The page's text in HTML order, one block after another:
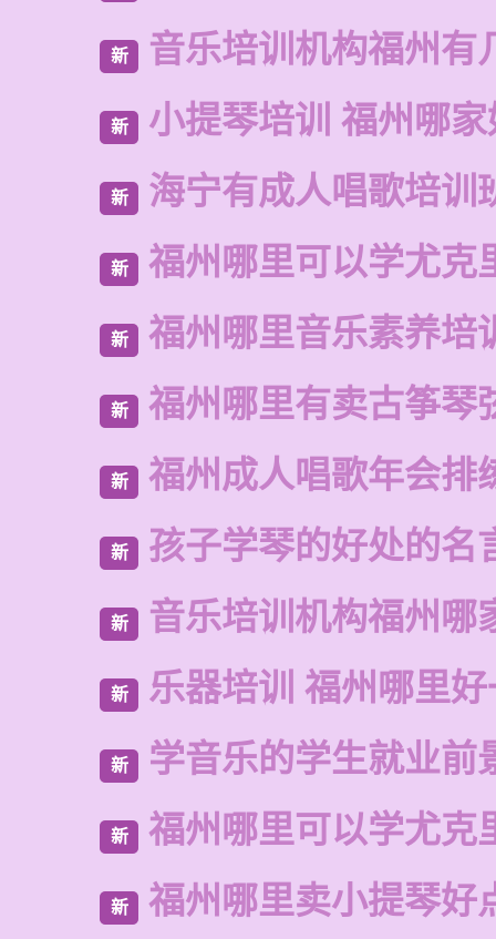
新 音乐培训机构福州有
新 小提琴培训 福州哪
新 海宁有成人唱歌培训
新 福州哪里可以学尤克
新 福州哪里音乐素养培
新 福州哪里有卖古筝琴
新 福州成人唱歌年会排
新 孩子学琴的好处的名
新 音乐培训机构福州哪
新 乐器培训 福州哪里
新 学音乐的学生就业前
新 福州哪里可以学尤克
新 福州哪里卖小提琴好